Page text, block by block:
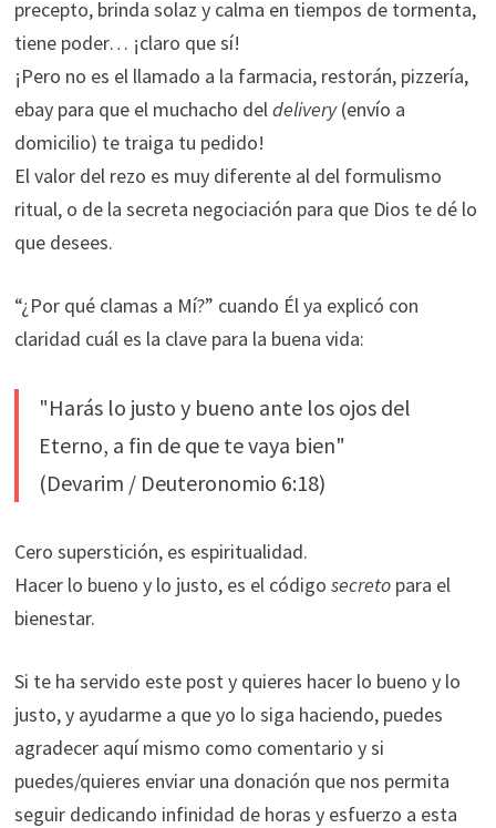
precepto, brinda solaz y calma en tiempos de tormenta,
tiene poder… ¡claro que sí!
¡Pero no es el llamado a la farmacia, restorán, pizzería,
ebay para que el muchacho deldelivery(envío a
domicilio) te traiga tu pedido!
El valor del rezo es muy diferente al del formulismo
ritual, o de la secreta negociación para que Dios te dé lo
que desees.
“¿Por qué clamas a Mí?” cuando Él ya explicó con
claridad cuál es la clave para la buena vida:
"Harás lo justo y bueno ante los ojos del
Eterno, a fin de que te vaya bien"
(Devarim / Deuteronomio 6:18)
Cero superstición, es espiritualidad.
Hacer lo bueno y lo justo, es el código secretopara el
bienestar.
Si te ha servido este post y quieres hacer lo bueno y lo
justo, y ayudarme a que yo lo siga haciendo, puedes
agradecer aquí mismo como comentario y si
puedes/quieres enviar una donación que nos permita
seguir dedicando infinidad de horas y esfuerzo a esta